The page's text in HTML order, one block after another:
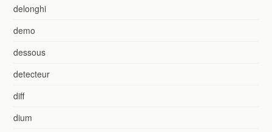
delonghi
demo
dessous
detecteur
diff
dium